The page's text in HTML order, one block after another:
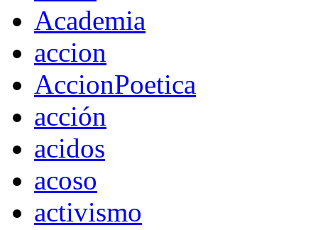
Academia
accion
AccionPoetica
acción
acidos
acoso
activismo